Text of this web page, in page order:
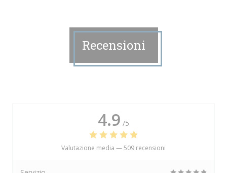
Recensioni
4.9 /5
Valutazione media —509 recensioni